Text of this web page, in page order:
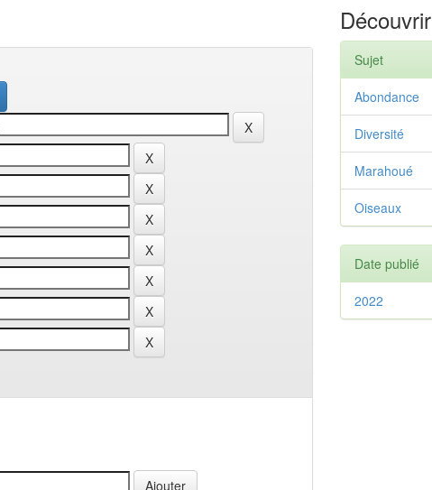
Découvrir
Sujet
Abondance
Diversité
Marahoué
Oiseaux
Date publié
2022